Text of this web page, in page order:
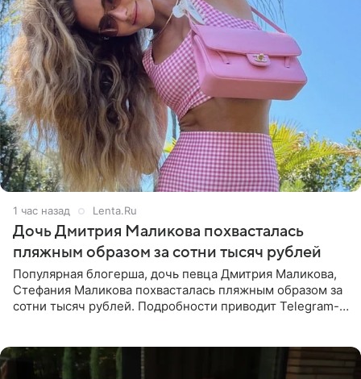
1 час назад Lenta.Ru
Дочь Дмитрия Маликова похвасталась
пляжным образом за сотни тысяч рублей
Популярная блогерша, дочь певца Дмитрия Маликова,
Стефания Маликова похвасталась пляжным образом за
сотни тысяч рублей. Подробности приводит Telegram-